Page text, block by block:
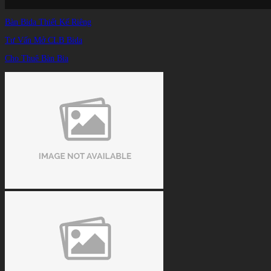
Bàn Bida Thiết Kế Riêng
Tư Vấn Mở CLB Bida
Cho Thuê Bàn Bia